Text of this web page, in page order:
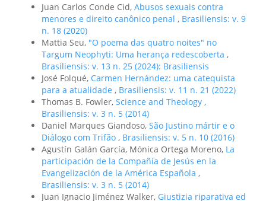
Juan Carlos Conde Cid, Abusos sexuais contra
menores e direito canônico penal , Brasiliensis: v. 9
n. 18 (2020)
Mattia Seu, "O poema das quatro noites" no
Targum Neophyti: Uma herança redescoberta ,
Brasiliensis: v. 13 n. 25 (2024): Brasiliensis
José Folqué, Carmen Hernández: uma catequista
para a atualidade , Brasiliensis: v. 11 n. 21 (2022)
Thomas B. Fowler, Science and Theology ,
Brasiliensis: v. 3 n. 5 (2014)
Daniel Marques Giandoso, São Justino mártir e o
Diálogo com Trifão , Brasiliensis: v. 5 n. 10 (2016)
Agustín Galán García, Mónica Ortega Moreno, La
participación de la Compañía de Jesús en la
Evangelización de la América Española ,
Brasiliensis: v. 3 n. 5 (2014)
Juan Ignacio Jiménez Walker, Giustizia riparativa ed